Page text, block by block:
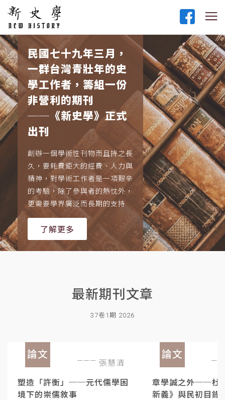
民國七十九年三月，
一群台灣青壯年的史
學工作者，籌組一份
非營利的期刊
──《新史學》正式
出刊
創辦一個學術性刊物而且持之長
久，要耗費鉅大的經費、人力與
精神，對學術工作者是一項艱辛
的考驗，除了參與者的熱忱外，
更需要學界廣泛而長期的支持
了解更多
最新期刊文章
37卷1期 2026
論文
張慧清
塑造「許衡」──元代儒學困
境下的崇儒敘事
論文
章學誠之外──杜
新義》與民初目錄